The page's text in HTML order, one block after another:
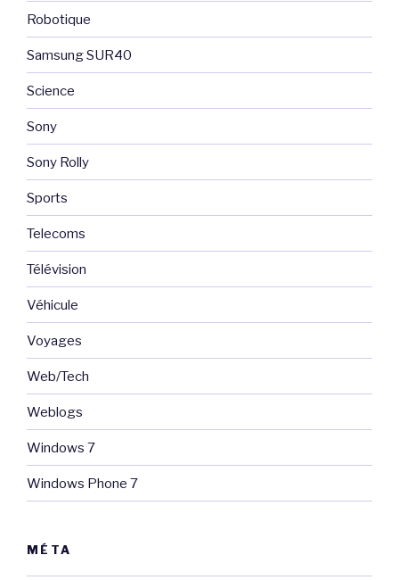
Robotique
Samsung SUR40
Science
Sony
Sony Rolly
Sports
Telecoms
Télévision
Véhicule
Voyages
Web/Tech
Weblogs
Windows 7
Windows Phone 7
MÉTA